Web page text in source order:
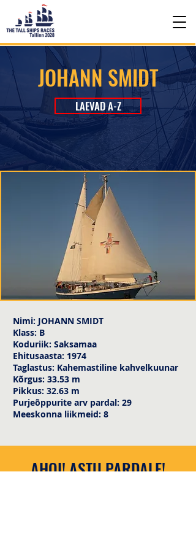
JOHANN SMIDT
LAEVAD A-Z
Nimi: JOHANN SMIDT
Klass: B
Koduriik: Saksamaa
Ehitusaasta: 1974
Taglastus: Kahemastiline kahvelkuunar
Kõrgus: 33.53 m
Pikkus: 32.63 m
Purjeõppurite arv pardal: 29
Meeskonna liikmeid: 8
AHOI! ASTU PARDALE!